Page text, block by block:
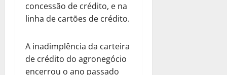
concessão de crédito, e na
linha de cartões de crédito.
A inadimplência da carteira
de crédito do agronegócio
encerrou o ano passado